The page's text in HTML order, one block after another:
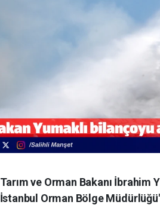
Tarım ve Orman Bakanı İbrahim
İstanbul Orman Bölge